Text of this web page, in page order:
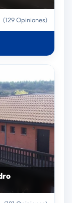
(129 Opiniones)